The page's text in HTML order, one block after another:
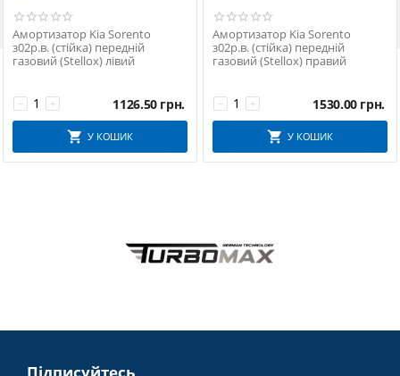
Амортизатор Kia Sorento
з02р.в. (стійка) передній
газовий (Stellox) лівий
+
− 1126.50 грн.
У КОШИК
Амортизатор Kia Sorento
з02р.в. (стійка) передній
газовий (Stellox) правий
+
− 1530.00 грн.
У КОШИК